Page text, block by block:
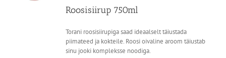
Roosisiirup 750ml
Torani roosisiirupiga saad ideaalselt täiustada
piimateed ja kokteile. Roosi oivaline aroom täiustab
sinu jooki kompleksse noodiga.